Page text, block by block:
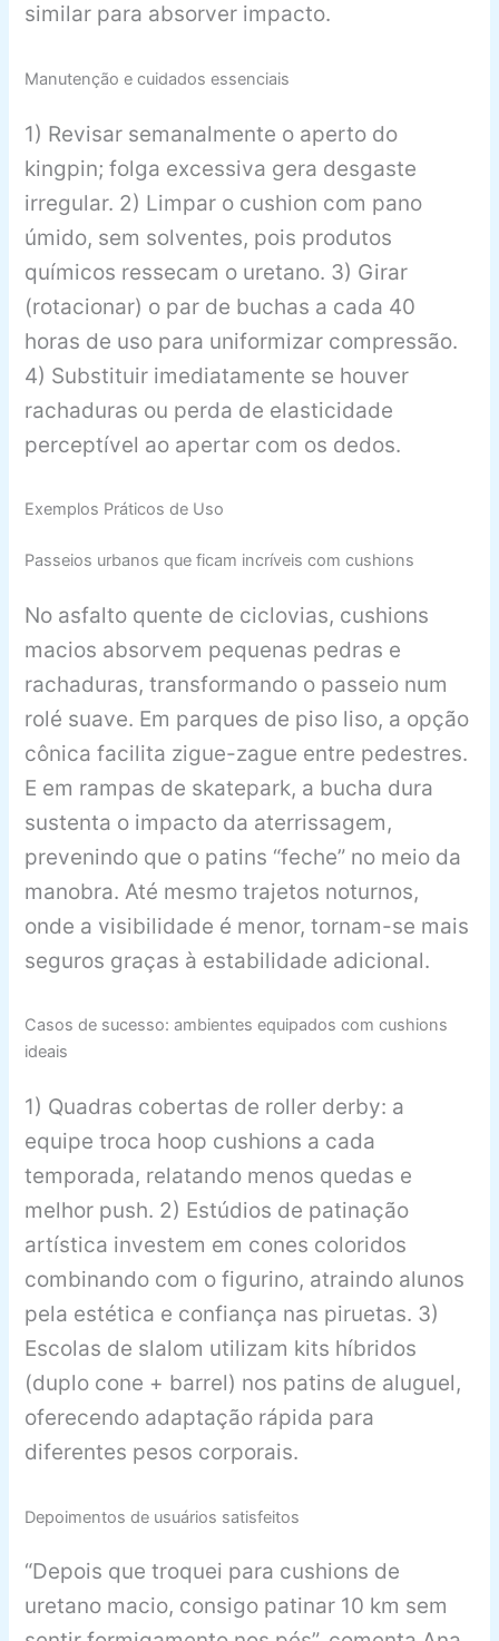
similar para absorver impacto.
Manutenção e cuidados essenciais
1) Revisar semanalmente o aperto do
kingpin; folga excessiva gera desgaste
irregular. 2) Limpar o cushion com pano
úmido, sem solventes, pois produtos
químicos ressecam o uretano. 3) Girar
(rotacionar) o par de buchas a cada 40
horas de uso para uniformizar compressão.
4) Substituir imediatamente se houver
rachaduras ou perda de elasticidade
perceptível ao apertar com os dedos.
Exemplos Práticos de Uso
Passeios urbanos que ficam incríveis com cushions
No asfalto quente de ciclovias, cushions
macios absorvem pequenas pedras e
rachaduras, transformando o passeio num
rolé suave. Em parques de piso liso, a opção
cônica facilita zigue-zague entre pedestres.
E em rampas de skatepark, a bucha dura
sustenta o impacto da aterrissagem,
prevenindo que o patins “feche” no meio da
manobra. Até mesmo trajetos noturnos,
onde a visibilidade é menor, tornam-se mais
seguros graças à estabilidade adicional.
Casos de sucesso: ambientes equipados com cushions
ideais
1) Quadras cobertas de roller derby: a
equipe troca hoop cushions a cada
temporada, relatando menos quedas e
melhor push. 2) Estúdios de patinação
artística investem em cones coloridos
combinando com o figurino, atraindo alunos
pela estética e confiança nas piruetas. 3)
Escolas de slalom utilizam kits híbridos
(duplo cone + barrel) nos patins de aluguel,
oferecendo adaptação rápida para
diferentes pesos corporais.
Depoimentos de usuários satisfeitos
“Depois que troquei para cushions de
uretano macio, consigo patinar 10 km sem